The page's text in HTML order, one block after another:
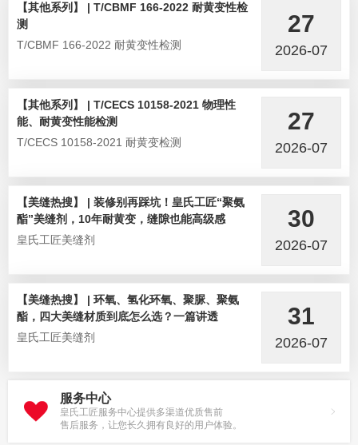
【其他系列】 | T/CBMF 166-2022 耐黄变性检
测
T/CBMF 166-2022 耐黄变性检测
27
2026-07
【其他系列】 | T/CECS 10158-2021 物理性
能、耐黄变性能检测
T/CECS 10158-2021 耐黄变检测
27
2026-07
【美缝热搜】 | 装修别再踩坑！皇氏工匠“聚氨
酯”美缝剂，10年耐黄变，缝隙也能高级感
皇氏工匠美缝剂
30
2026-07
【美缝热搜】 | 环氧、氢化环氧、聚脲、聚氨
酯，四大美缝材质到底怎么选？一篇讲透
皇氏工匠美缝剂
31
2026-07
服务中心
皇氏工匠服务中心提供多渠道优质售前
售后服务，让您长久拥有良好的用户体验。